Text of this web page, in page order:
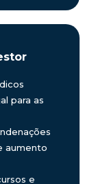
para as
aumento
e